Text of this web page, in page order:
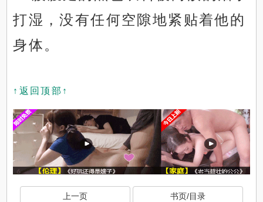
打湿，没有任何空隙地紧贴着他的
身体。
↑返回顶部↑
x
上一页 书页/目录